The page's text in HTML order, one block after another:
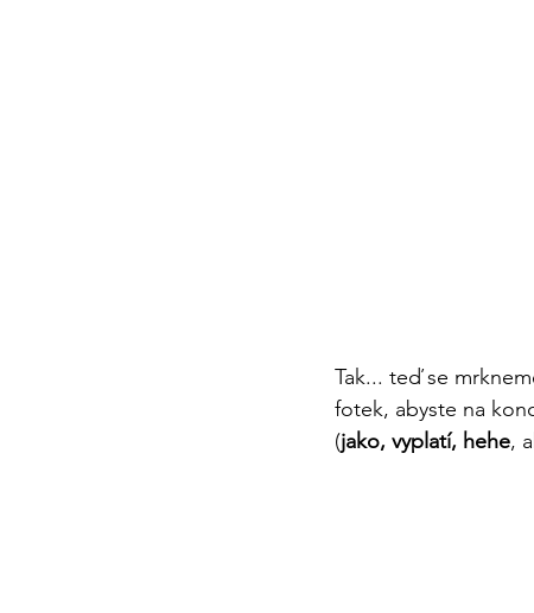
Tak... teď se
fotek, abyste na
(jako, vyplatí, hehe,